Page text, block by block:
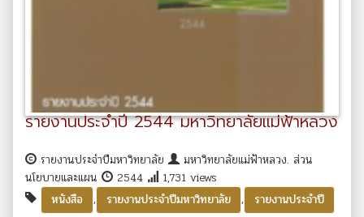
รายงานประจำปี 2544 มหาวิทยาลัยแม่ฟ้าหลวง
รายงานประจำปีมหาวิทยาลัย
มหาวิทยาลัยแม่ฟ้าหลวง. ส่วน
นโยบายและแผน
2544
1,731 views
หนังสือ
, รายงานประจำปีมหาวิทยาลัย , รายงานประจำปี